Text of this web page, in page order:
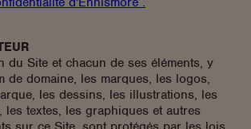
du Site et chacun de ses éléments, y
de domaine, les marques, les logos,
les dessins, les illustrations, les
les textes, les graphiques et autres